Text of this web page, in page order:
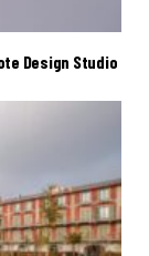
Design Studio